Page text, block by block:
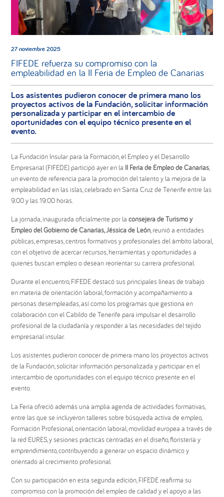
27 noviembre 2025
FIFEDE refuerza su compromiso con la
empleabilidad en la II Feria de Empleo de Canarias
Los asistentes pudieron conocer de primera mano los
proyectos activos de la Fundación, solicitar información
personalizada y participar en el intercambio de
oportunidades con el equipo técnico presente en el
evento.
La Fundación Insular para la Formación, el Empleo y el Desarrollo
Empresarial (FIFEDE) participó ayer en la II Feria de Empleo de Canarias,
un evento de referencia para la promoción del talento y la mejora de la
empleabilidad en las islas, celebrado en Santa Cruz de Tenerife entre las
9:00 y las 19:00 horas.
La jornada, inaugurada oficialmente por laconsejera de Turismo y
Empleo del Gobierno de Canarias, Jéssica de León, reunió a entidades
públicas, empresas, centros formativos y profesionales del ámbito laboral,
con el objetivo de acercar recursos, herramientas y oportunidades a
quienes buscan empleo o desean reorientar su carrera profesional.
Durante el encuentro, FIFEDE destacó sus principales líneas de trabajo
en materia de orientación laboral, formación y acompañamiento a
personas desempleadas, así como los programas que gestiona en
colaboración con el Cabildo de Tenerife para impulsar el desarrollo
profesional de la ciudadanía y responder a las necesidades del tejido
empresarial insular.
Los asistentes pudieron conocer de primera mano los proyectos activos
de la Fundación, solicitar información personalizada y participar en el
intercambio de oportunidades con el equipo técnico presente en el
evento.
La Feria ofreció además una amplia agenda de actividades formativas,
entre las que se incluyeron talleres sobre búsqueda activa de empleo,
Formación Profesional, orientación laboral, movilidad europea a través de
la red EURES, y sesiones prácticas centradas en el diseño, floristería y
emprendimiento, contribuyendo a generar un espacio dinámico y
orientado al crecimiento profesional.
Con su participación en esta segunda edición, FIFEDE reafirma su
compromiso con la promoción del empleo de calidad y el apoyo a las